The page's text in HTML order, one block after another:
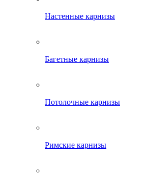
Настенные карнизы
Багетные карнизы
Потолочные карнизы
Римские карнизы